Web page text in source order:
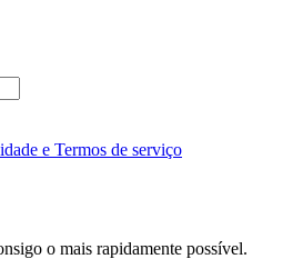
e Termos de serviço
o mais rapidamente possível.